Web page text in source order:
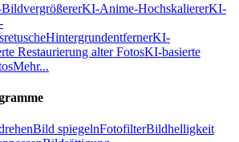
KI-Anime-HochskaliererKI-
HintergrundentfernerKI-
Restaurierung alter FotosKI-basierte
Mehr...
Bild spiegelnFotofilterBildhelligkeit